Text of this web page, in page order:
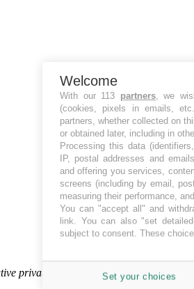
private companies and investors
Welcome
With our 113 partners, we
(cookies, pixels in emails,
partners, whether collected on
or obtained later, including in
Processing this data
IP, postal addresses and
and offering you services,
screens (including by email,
measuring their performance,
You can "accept all" and
link. You can also "set
subject to consent. These
Set your choices